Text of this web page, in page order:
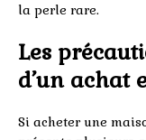
la perle rare.
Les
d’un achat
Si acheter une